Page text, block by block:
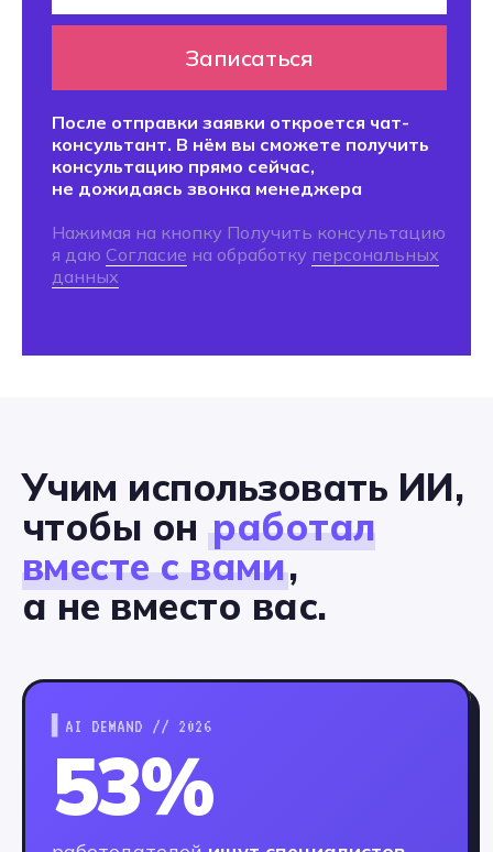
Учим использовать ИИ,
чтобы онработал
вместе с вами,
а не вместо вас.
▌AI DEMAND // 2026
53%